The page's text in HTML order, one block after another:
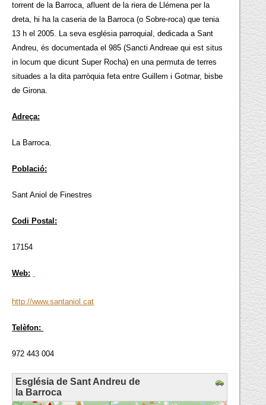
torrent de la Barroca, afluent de la riera de Llémena per la
dreta, hi ha la caseria de la Barroca (o Sobre-roca) que tenia
13 h el 2005. La seva església parroquial, dedicada a Sant
Andreu, és documentada el 985 (Sancti Andreae qui est situs
in locum que dicunt Super Rocha) en una permuta de terres
situades a la dita parròquia feta entre Guillem i Gotmar, bisbe
de Girona.
Adreça:
La Barroca.
Població:
Sant Aniol de Finestres
Codi Postal:
17154
Web:
http://www.santaniol.cat
Telèfon:
972 443 004
Església de Sant Andreu de
la Barroca